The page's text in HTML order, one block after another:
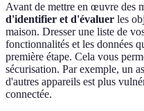
Avant de mettre en œuvre des
d'identifier et d'évaluer les
maison. Dresser une liste de
fonctionnalités et les données
première étape. Cela vous
sécurisation. Par exemple, un
d'autres appareils est plus
connectée.